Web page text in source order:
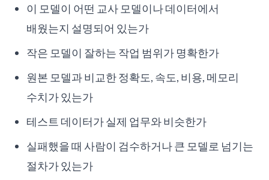
이 모델이 어떤 교사 모델이나 데이터에서
배웠는지 설명되어 있는가
작은 모델이 잘하는 작업 범위가 명확한가
원본 모델과 비교한 정확도, 속도, 비용, 메모리
수치가 있는가
테스트 데이터가 실제 업무와 비슷한가
실패했을 때 사람이 검수하거나 큰 모델로 넘기는
절차가 있는가